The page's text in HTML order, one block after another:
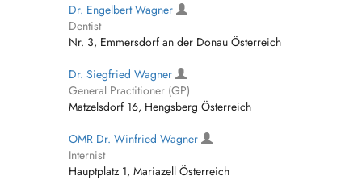
Dr. Engelbert Wagner
Dentist
Nr. 3, Emmersdorf an der Donau Österreich
Dr. Siegfried Wagner
General Practitioner (GP)
Matzelsdorf 16, Hengsberg Österreich
OMR Dr. Winfried Wagner
Internist
Hauptplatz 1, Mariazell Österreich